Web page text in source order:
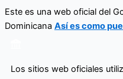
Ir
al
Este es una web oficial del
Dominicana Así es como
Los sitios web oficiales